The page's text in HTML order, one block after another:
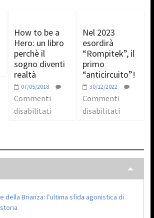
How to be a
Hero: un libro
perchè il
sogno diventi
realtà
07/05/2018
Commenti
disabilitati
Nel 2023
esordirà
“Rompitek”, il
primo
“anticircuito”!
30/12/2022
Commenti
disabilitati
della Brianza: l’ultima sfida agonistica di